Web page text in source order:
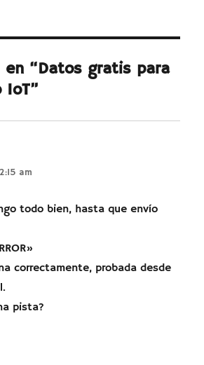
en “Datos gratis para
am
todo bien, hasta que envío
correctamente, probada desde
pista?